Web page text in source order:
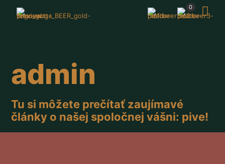
0
admin
Tu si môžete prečítať zaujímavé
články o našej spoločnej vášni: pive!